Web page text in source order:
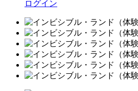
ログイン